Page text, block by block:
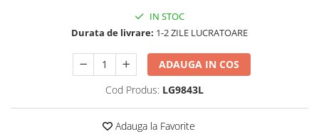
IN STOC
Durata de livrare: 1-2 ZILE LUCRATOARE
ADAUGA IN COS
Cod Produs: LG9843L
Adauga la Favorite